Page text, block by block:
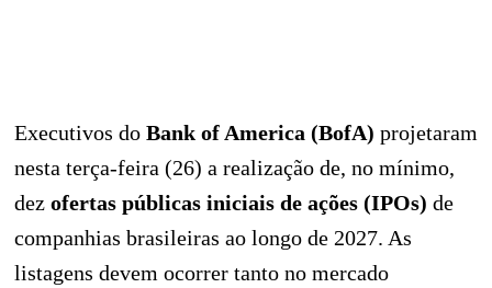
Executivos do Bank of America (BofA) projetaram
nesta terça-feira (26) a realização de, no mínimo,
dez ofertas públicas iniciais de ações (IPOs) de
companhias brasileiras ao longo de 2027. As
listagens devem ocorrer tanto no mercado